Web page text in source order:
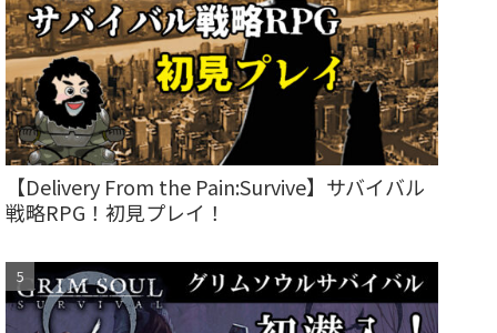
【Delivery From the Pain:Survive】サバイバル
戦略RPG！初見プレイ！